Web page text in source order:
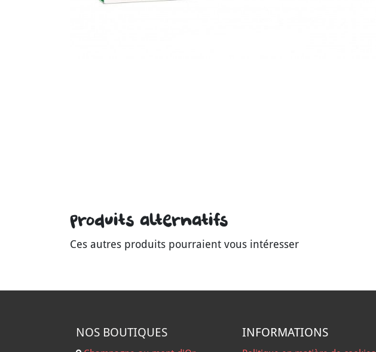
Produits alternatifs
Ces autres produits pourraient vous intéresser
NOS BOUTIQUES INFORMATIONS